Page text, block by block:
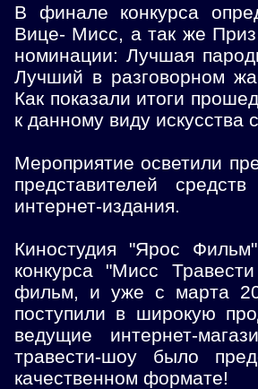
В финале конкурса
Вице- Мисс, а так же
номинации: Лучшая
Лучший в разговорном
Как показали итоги
к данному виду искусства
Мероприятие осветили
представителей
интернет-издания.
Киностудия "Ярос
конкурса "Мисс
фильм, и уже с марта
поступили в широкую
ведущие интернет-
травести-шоу было
качественном формате!